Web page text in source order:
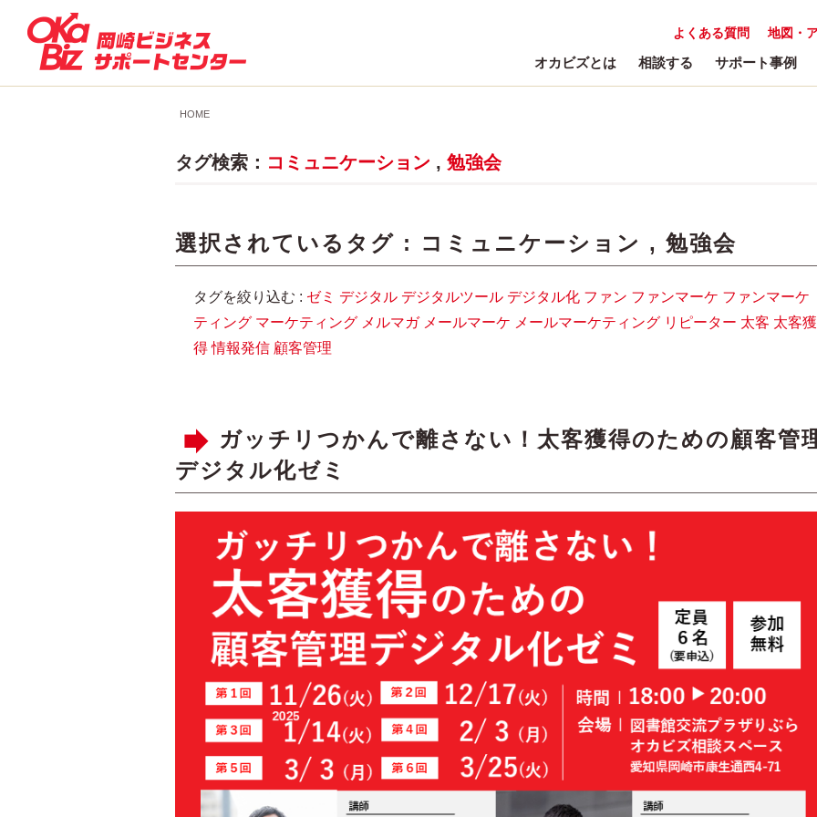
地図・
よくある質問
オカビズとは 相談する サポート事例
HOME
タグ検索： コミュニケーション , 勉強会
選択されているタグ : コミュニケーション , 勉強会
タグを絞り込む : ゼミ デジタル デジタルツール デジタル化 ファン ファンマーケ ファンマーケ
ティング マーケティング メルマガ メールマーケ メールマーケティング リピーター 太客 太客獲
得 情報発信 顧客管理
ガッチリつかんで離さない！太客獲得のための顧客管
デジタル化ゼミ